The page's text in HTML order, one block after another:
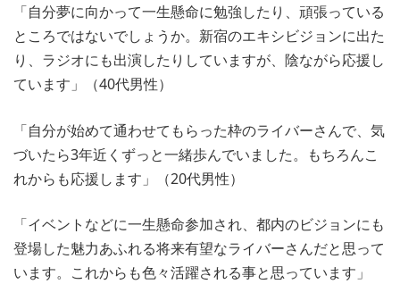
「自分夢に向かって一生懸命に勉強したり、頑張っている
ところではないでしょうか。新宿のエキシビジョンに出た
り、ラジオにも出演したりしていますが、陰ながら応援し
ています」（40代男性）
「自分が始めて通わせてもらった枠のライバーさんで、気
づいたら3年近くずっと一緒歩んでいました。もちろんこ
れからも応援します」（20代男性）
「イベントなどに一生懸命参加され、都内のビジョンにも
登場した魅力あふれる将来有望なライバーさんだと思って
います。これからも色々活躍される事と思っています」